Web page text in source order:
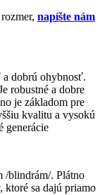
napíšte nám
a dobrú ohybnosť.
robustné a dobre
je základom pre
kvalitu a vysokú
generácie
/blindrám/. Plátno
ktoré sa dajú priamo